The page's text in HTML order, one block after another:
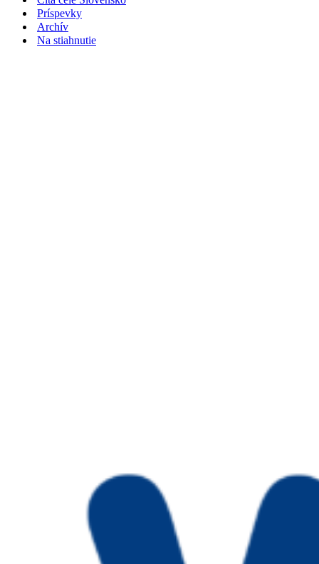
Príspevky
Archív
Na stiahnutie